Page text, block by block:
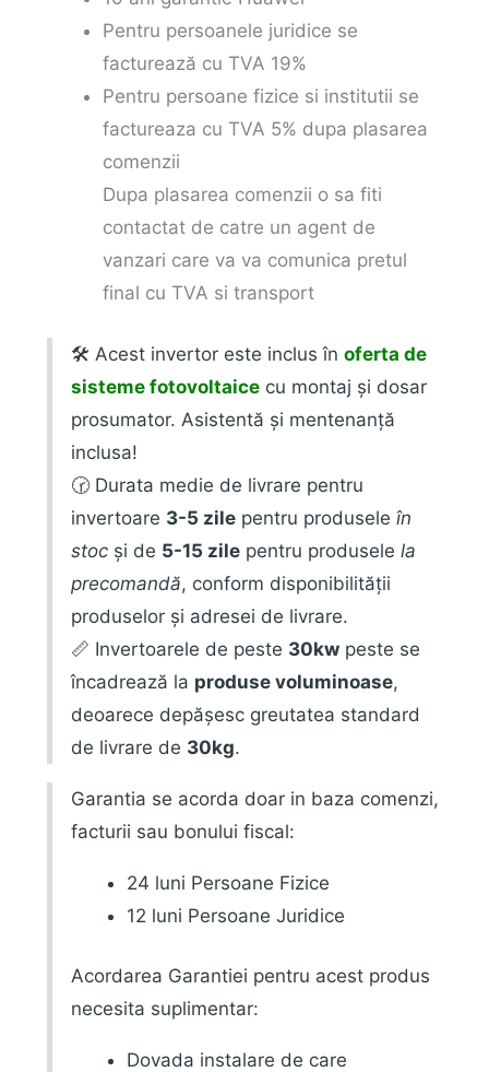
Pentru persoanele juridice se
facturează cu TVA 19%
Pentru persoane fizice si institutii se
factureaza cu TVA 5% dupa plasarea
comenzii
Dupa plasarea comenzii o sa fiti
contactat de catre un agent de
vanzari care va va comunica pretul
final cu TVA si transport
🛠️ Acest invertor este inclus înoferta de
sisteme fotovoltaice cu montaj și dosar
prosumator. Asistentă și mentenanță
inclusa!
🕝 Durata medie de livrare pentru
invertoare 3-5 zile pentru produseleîn
stoc și de 5-15 zile pentru produselela
precomandă, conform disponibilității
produselor și adresei de livrare.
📏 Invertoarele de peste 30kw peste se
încadrează la produse voluminoase,
deoarece depășesc greutatea standard
de livrare de 30kg.
Garantia se acorda doar in baza comenzi,
facturii sau bonului fiscal:
24 luni Persoane Fizice
12 luni Persoane Juridice
Acordarea Garantiei pentru acest produs
necesita suplimentar:
Dovada instalare de care